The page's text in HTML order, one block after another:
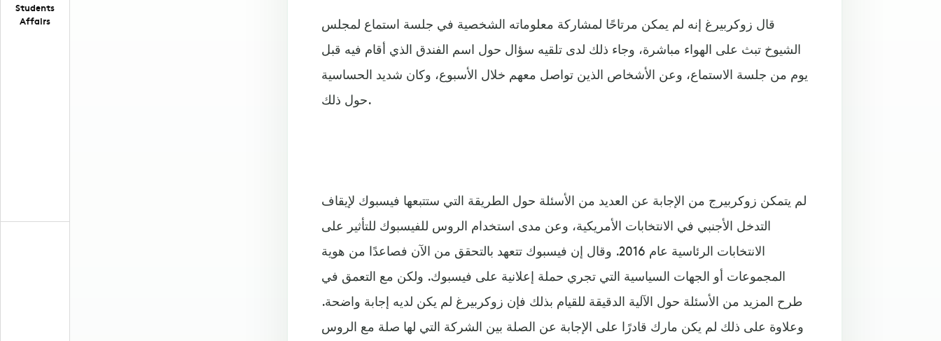
Students
Affairs
قال زوكربيرغ إنه لم يمكن مرتاحًا لمشاركة معلوماته الشخصية في جلسة استماع لمجلس
الشيوخ تبث على الهواء مباشرة، وجاء ذلك لدى تلقيه سؤال حول اسم الفندق الذي أقام فيه قبل
يوم من جلسة الاستماع، وعن الأشخاص الذين تواصل معهم خلال الأسبوع، وكان شديد الحساسية
حول ذلك.
لم يتمكن زوكربيرج من الإجابة عن العديد من الأسئلة حول الطريقة التي ستتبعها فيسبوك لإيقاف
التدخل الأجنبي في الانتخابات الأمريكية، وعن مدى استخدام الروس للفيسبوك للتأثير على
الانتخابات الرئاسية عام 2016. وقال إن فيسبوك تتعهد بالتحقق من الآن فصاعدًا من هوية
المجموعات أو الجهات السياسية التي تجري حملة إعلانية على فيسبوك. ولكن مع التعمق في
طرح المزيد من الأسئلة حول الآلية الدقيقة للقيام بذلك فإن زوكربيرغ لم يكن لديه إجابة واضحة.
وعلاوة على ذلك لم يكن مارك قادرًا على الإجابة عن الصلة بين الشركة التي لها صلة مع الروس